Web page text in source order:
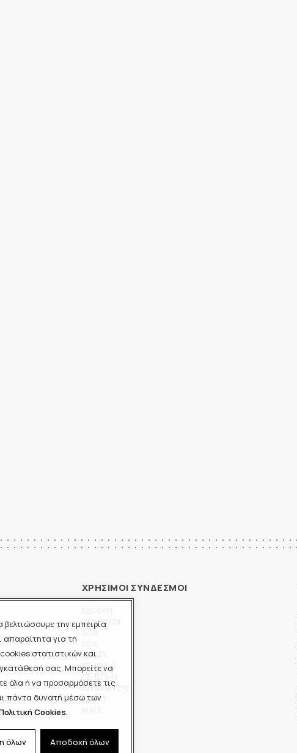
την εμπειρία
απαραίτητα για τη
στατιστικών και
σας. Μπορείτε να
όλα ή να προσαρμόσετε τις
πάντα δυνατή μέσω των
Cookies.
όλων Αποδοχή όλων
ΧΡΗΣΙΜΟΙ ΣΥΝΔΕΣΜΟΙ
ΞΕΝΟΦΩΝ
ΠΟΕΣΥ
ΕΣΗΕΜ-Θ
ΕΣΗΕΘΣΤΕ-Ε
ΕΣΠΗΤ